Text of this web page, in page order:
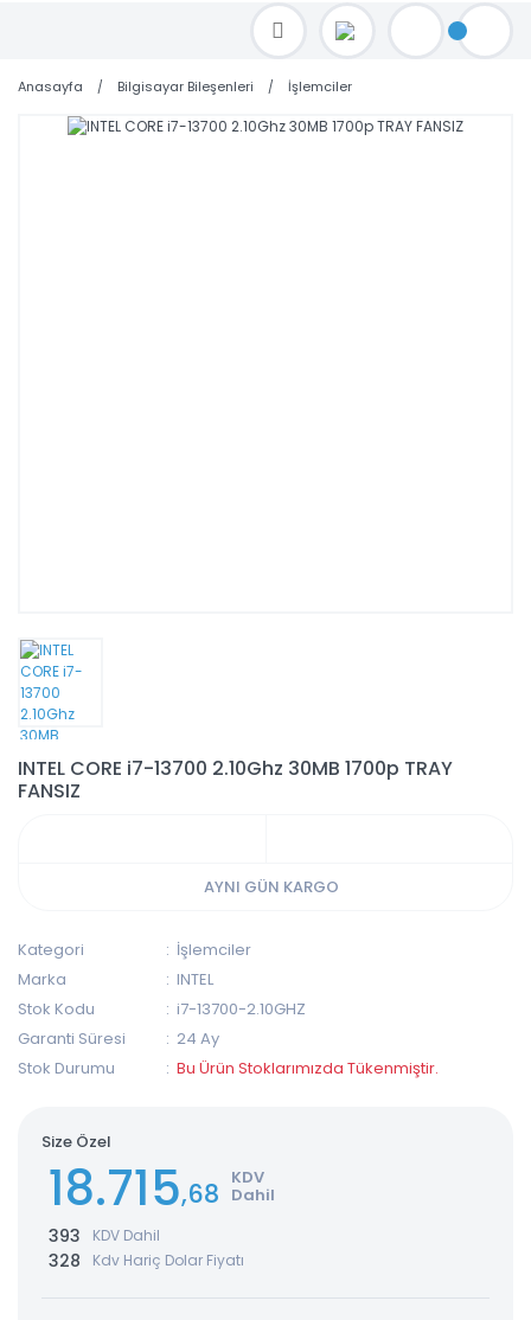
TOPTAN FİYAT ALMAK İÇİN satis@toptanbilgisayar.net MAİL ATINIZ.
SİPARİŞLERİNİZİ AYNI GÜN KARGO İLE GÖNDERİYORUZ!
Anasayfa Bilgisayar Bileşenleri İşlemciler
INTEL CORE i7-13700 2.10Ghz 30MB 1700p TRAY
FANSIZ
AYNI GÜN KARGO
Kategori
İşlemciler
Marka
INTEL
Stok Kodu
i7-13700-2.10GHZ
Garanti Süresi
24 Ay
Stok Durumu
Bu Ürün Stoklarımızda Tükenmiştir.
Size Özel
18.715,68 KDV
Dahil
393 KDV Dahil
328 Kdv Hariç Dolar Fiyatı